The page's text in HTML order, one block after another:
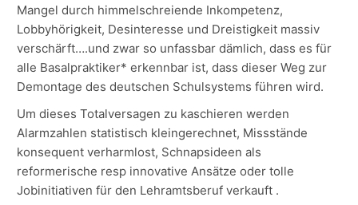
Mangel durch himmelschreiende Inkompetenz,
Lobbyhörigkeit, Desinteresse und Dreistigkeit massiv
verschärft….und zwar so unfassbar dämlich, dass es für
alle Basalpraktiker* erkennbar ist, dass dieser Weg zur
Demontage des deutschen Schulsystems führen wird.
Um dieses Totalversagen zu kaschieren werden
Alarmzahlen statistisch kleingerechnet, Missstände
konsequent verharmlost, Schnapsideen als
reformerische resp innovative Ansätze oder tolle
Jobinitiativen für den Lehramtsberuf verkauft .